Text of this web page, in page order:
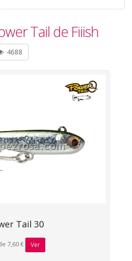
Tail de Fiiish
4688
Tail 30
7,60 € Ver